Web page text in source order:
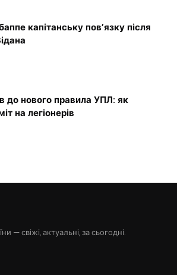
капітанську пов’язку після
до нового правила УПЛ: як
на легіонерів
— свіжі, актуальні, за сьогодні.